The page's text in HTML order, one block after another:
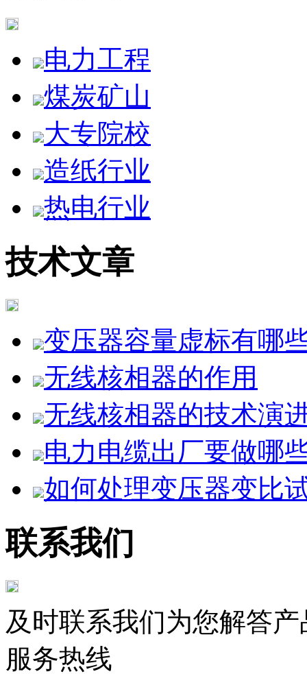
电力工程
煤炭矿山
大专院校
造纸行业
热电行业
技术文章
变压器容量虚标有哪
无线核相器的作用
无线核相器的技术演
电力电缆出厂要做哪
如何处理变压器变比
联系我们
及时联系我们为您解答
服务热线